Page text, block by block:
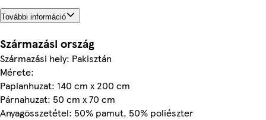
További információ
Származási ország
Származási hely: Pakisztán
Mérete:
Paplanhuzat: 140 cm x 200 cm
Párnahuzat: 50 cm x 70 cm
Anyagösszetétel: 50% pamut, 50% poliészter